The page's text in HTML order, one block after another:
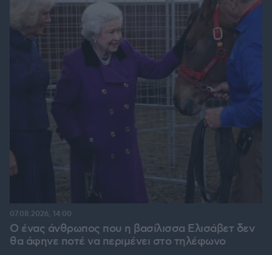
Ο ένας άνθρωπος που η βασίλισσα Ελισάβετ δεν
θα άφηνε ποτέ να περιμένει στο τηλέφωνο
07.08.2026, 14:00